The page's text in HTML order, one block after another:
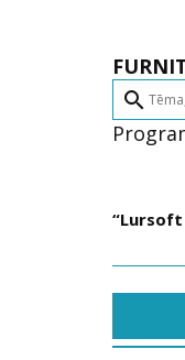
search
“Lursoft